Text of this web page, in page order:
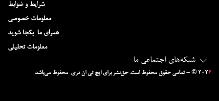
شبکه‌های اجتماعی ما
– © ۲۰۲۶ تمامی حقوق محفوظ است. حق‌نشر برای ایچ‌ تی‌ ان دری محفوظ می‌باشد
شرایط و ضوابط
معلومات خصوصی
همرای ما-یکجا شوید
معلومات تحلیلی